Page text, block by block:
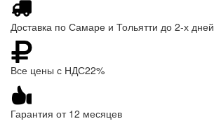
Доставка по Самаре и Тольятти до 2-х дней
Все цены с НДС22%
Гарантия от 12 месяцев